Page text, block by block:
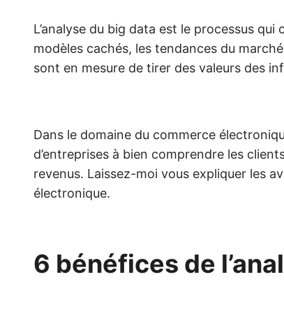
L’analyse du big data est le processus
modèles cachés, les tendances du
sont en mesure de tirer des valeurs des
Dans le domaine du commerce
d’entreprises à bien comprendre les
revenus. Laissez-moi vous expliquer les
électronique.
6 bénéfices de